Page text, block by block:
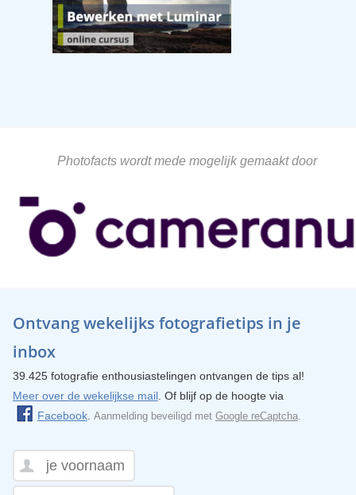
Photofacts wordt mede mogelijk gemaakt door
Ontvang wekelijks fotografietips in je
inbox
39.425 fotografie enthousiastelingen ontvangen de tips al!
Meer over de wekelijkse mail. Of blijf op de hoogte via
Facebook. Aanmelding beveiligd met Google reCaptcha.